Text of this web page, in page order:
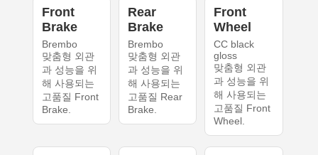
Front
Brake
Brembo
맞춤형 외관
과 성능을 위
해 사용되는
고품질 Front
Brake.
Rear
Brake
Brembo
맞춤형 외관
과 성능을 위
해 사용되는
고품질 Rear
Brake.
Front
Wheel
CC black
gloss
맞춤형 외관
과 성능을 위
해 사용되는
고품질 Front
Wheel.